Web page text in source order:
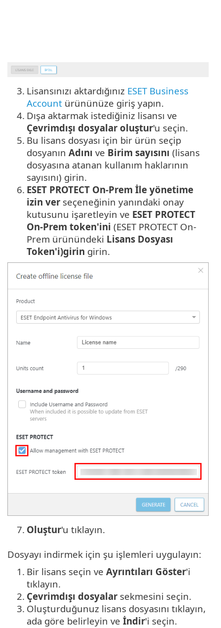
3. Lisansınızı aktardığınız ESET Business
Account ürününüze giriş yapın.
4. Dışa aktarmak istediğiniz lisansı ve
Çevrimdışı dosyalar oluştur'u seçin.
5. Bu lisans dosyası için bir ürün seçip
dosyanın Adını ve Birim sayısını (lisans
dosyasına atanan kullanım haklarının
sayısını) girin.
6. ESET PROTECT On-Prem İle yönetime
izin ver seçeneğinin yanındaki onay
kutusunu işaretleyin ve ESET PROTECT
On-Prem token'ini (ESET PROTECT On-
Prem ürünündeki Lisans Dosyası
Token'i)girin girin.
7. Oluştur'u tıklayın.
Dosyayı indirmek için şu işlemleri uygulayın:
1. Bir lisans seçin ve Ayrıntıları Göster'i
tıklayın.
2. Çevrimdışı dosyalar sekmesini seçin.
3. Oluşturduğunuz lisans dosyasını tıklayın,
ada göre belirleyin ve İndir'i seçin.